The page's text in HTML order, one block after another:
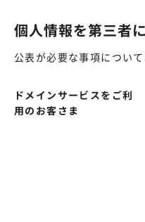
個人情報を第三者
公表が必要な事項につい
ドメインサービスをご利
用のお客さま